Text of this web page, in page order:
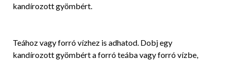
kandírozott gyömbért.
Teához vagy forró vízhez is adhatod. Dobj egy
kandírozott gyömbért a forró teába vagy forró vízbe,